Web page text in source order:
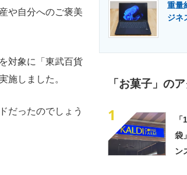
や自分へのご褒美
対象に「東武百貨
施しました。
だったのでしょう
重量
ジネ
「お菓子」の
1
袋
ン